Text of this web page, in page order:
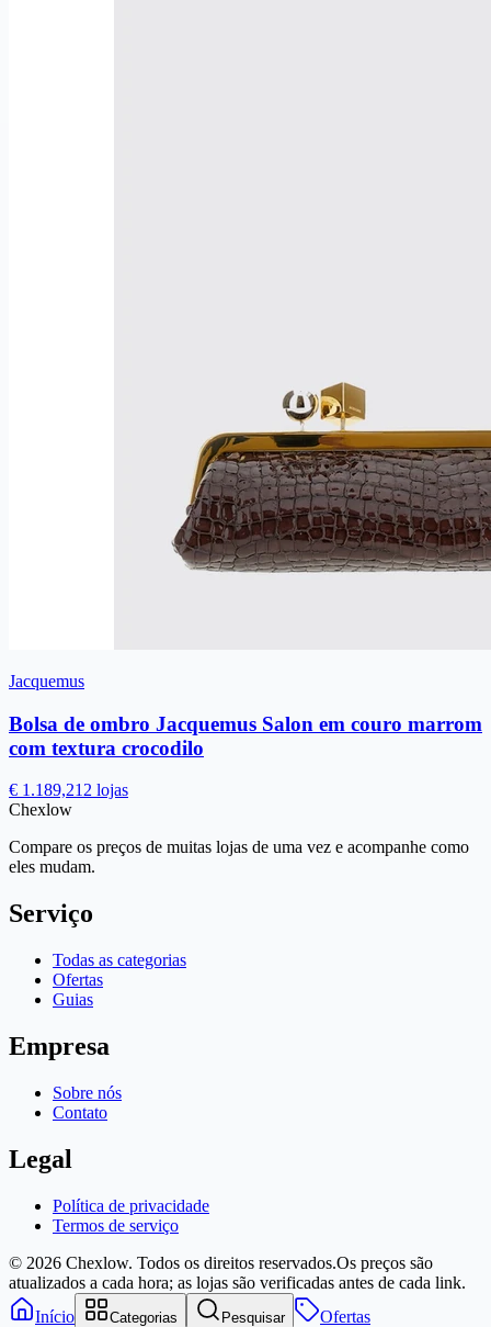
Jacquemus
Bolsa de ombro Jacquemus Salon em couro marrom
com textura crocodilo
€ 1.189,21 2 lojas
Chexlow
Compare os preços de muitas lojas de uma vez e acompanhe como
eles mudam.
Serviço
Todas as categorias
Ofertas
Guias
Empresa
Sobre nós
Contato
Legal
Política de privacidade
Termos de serviço
© 2026 Chexlow. Todos os direitos reservados.Os preços são
atualizados a cada hora; as lojas são verificadas antes de cada link.
Início
Categorias Pesquisar Ofertas